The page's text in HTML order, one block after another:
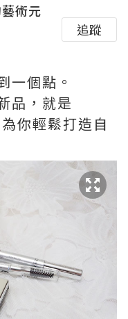
術元
追蹤
一個點。
品，就是
你輕鬆打造自